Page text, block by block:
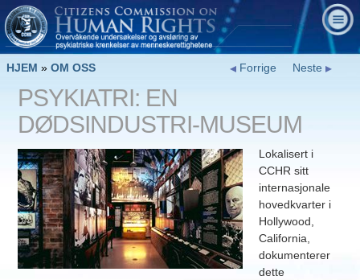
HJEM » OM OSS Neste
Forrige
PSYKIATRI: EN
DØDSINDUSTRI-MUSEUM
Lokalisert i
CCHR sitt
internasjonale
hovedkvarter i
Hollywood,
California,
dokumenterer
dette